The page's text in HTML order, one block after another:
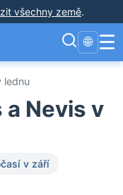
všechny země.
🌐 ☰
lednu
a Nevis v
v září